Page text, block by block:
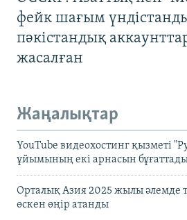
фейк шағым
пәкістандық
жасалған
Жаңалықтар
YouTube видеохостинг қызметі
ұйымының екі арнасын
Орталық Азия 2025 жылы әлемде
өскен өңір атанды